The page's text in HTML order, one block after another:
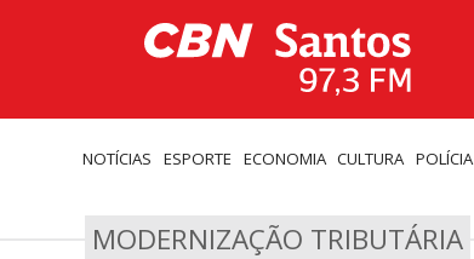
NOTÍCIAS ESPORTE ECONOMIA CULTURA POLÍCIA
MODERNIZAÇÃO TRIBUTÁRIA